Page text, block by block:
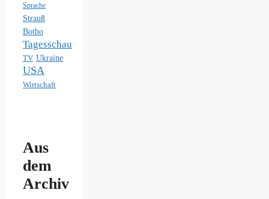
Sprache
Strauß
Botho
Tagesschau
TV Ukraine
USA
Wirtschaft
Aus
dem
Archiv